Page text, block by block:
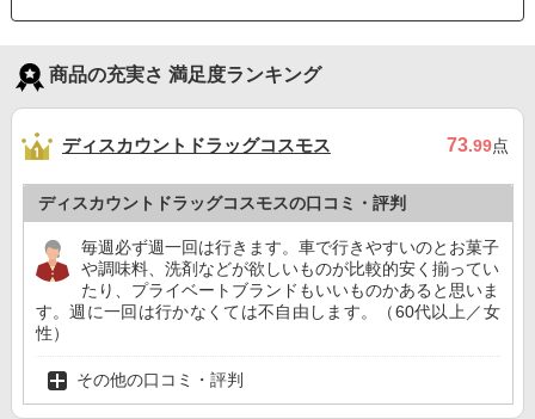
商品の充実さ 満足度ランキング
ディスカウントドラッグコスモス 73.99点
ディスカウントドラッグコスモスの口コミ・評判
毎週必ず週一回は行きます。車で行きやすいのとお菓子
や調味料、洗剤などが欲しいものが比較的安く揃ってい
たり、プライベートブランドもいいものかあると思いま
す。週に一回は行かなくては不自由します。（60代以上／女
性）
その他の口コミ・評判